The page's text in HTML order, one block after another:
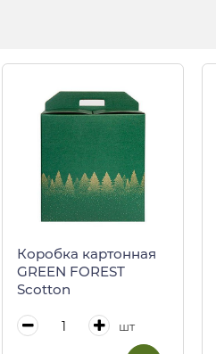
Коробка картонная
GREEN FOREST
Scotton
шт